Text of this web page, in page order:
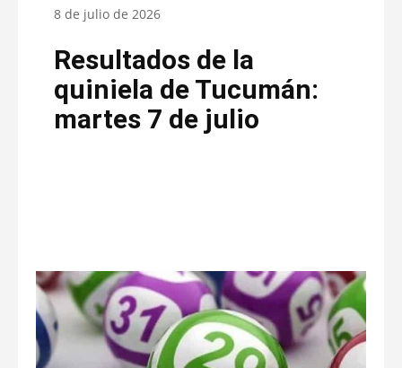
8 de julio de 2026
Resultados de la
quiniela de Tucumán:
martes 7 de julio